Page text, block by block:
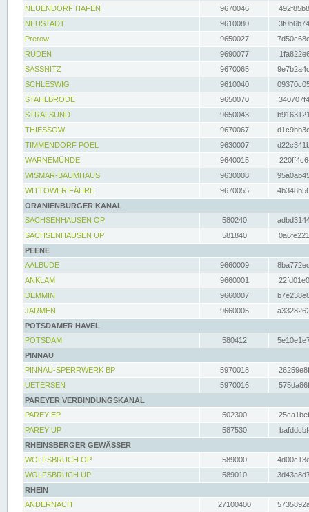
NEUENDORF HAFEN
9670046
NEUSTADT
9610080
Prerow
9650027
RUDEN
9690077
SASSNITZ
9670065
SCHLESWIG
9610040
STAHLBRODE
9650070
STRALSUND
9650043
THIESSOW
9670067
TIMMENDORF POEL
9630007
WARNEMÜNDE
9640015
WISMAR-BAUMHAUS
9630008
WITTOWER FÄHRE
9670055
ORANIENBURGER KANAL
SACHSENHAUSEN OP
580240
SACHSENHAUSEN UP
581840
PEENE
AALBUDE
9660009
ANKLAM
9660001
DEMMIN
9660007
JARMEN
9660005
POTSDAMER HAVEL
POTSDAM
580412
PINNAU
PINNAU-SPERRWERK BP
5970018
UETERSEN
5970016
PAREYER VERBINDUNGSKANAL
PAREY EP
502300
PAREY UP
587530
RHEINSBERGER GEWÄSSER
WOLFSBRUCH OP
589000
WOLFSBRUCH UP
589010
RHEIN
ANDERNACH
27100400